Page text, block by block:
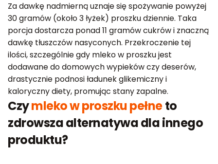
Za dawkę nadmierną uznaje się spożywanie powyżej
30 gramów (około 3 łyżek) proszku dziennie. Taka
porcja dostarcza ponad 11 gramów cukrów i znaczną
dawkę tłuszczów nasyconych. Przekroczenie tej
ilości, szczególnie gdy mleko w proszku jest
dodawane do domowych wypieków czy deserów,
drastycznie podnosi ładunek glikemiczny i
kaloryczny diety, promując stany zapalne.
Czymleko w proszku pełneto
zdrowsza alternatywa dla innego
produktu?